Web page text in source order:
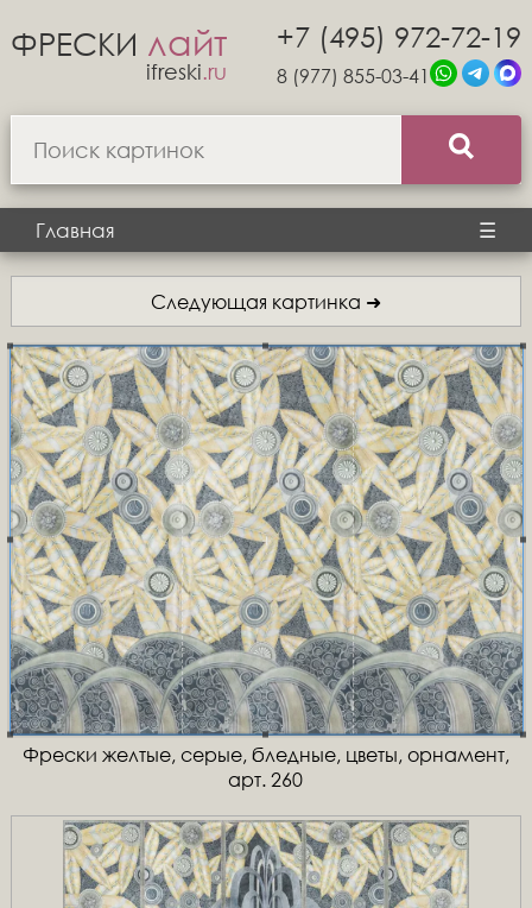
ФРЕСКИ лайт
ifreski.ru
+7 (495) 972-72-19
8 (977) 855-03-41
Главная ☰
Следующая картинка ➜
Фрески желтые, серые, бледные, цветы, орнамент,
арт. 260